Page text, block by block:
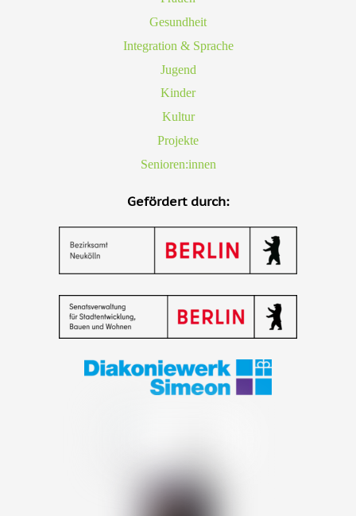
Gesundheit
Integration & Sprache
Jugend
Kinder
Kultur
Projekte
Senioren:innen
Gefördert durch: